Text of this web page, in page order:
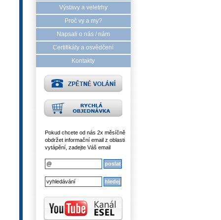
Výstavy a veletrhy
Proč vy a my?
Napsali o nás / nám
Certifikáty a osvědčení
Kontakty
Pokud chcete od nás 2x měsíčně
obdržet informační email z oblasti
vytápění, zadejte Váš email